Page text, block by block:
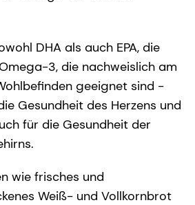
DHA als auch EPA, die
3, die nachweislich am
geeignet sind -
Gesundheit des Herzens und
für die Gesundheit der
wie frisches und
Weiß- und Vollkornbrot